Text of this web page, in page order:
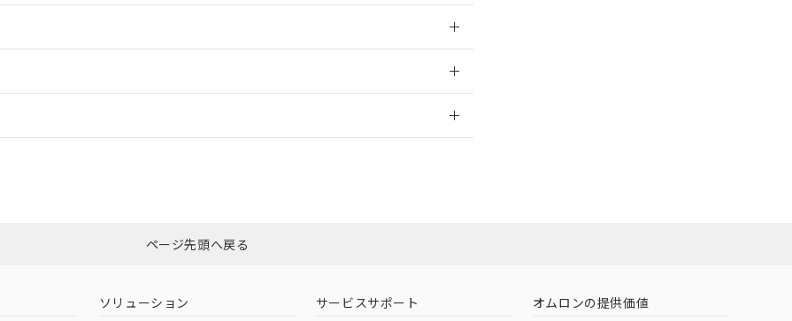
ダウンロードはこちらページ先頭へ戻る
ソリューション サービスサポート オムロンの提供価値